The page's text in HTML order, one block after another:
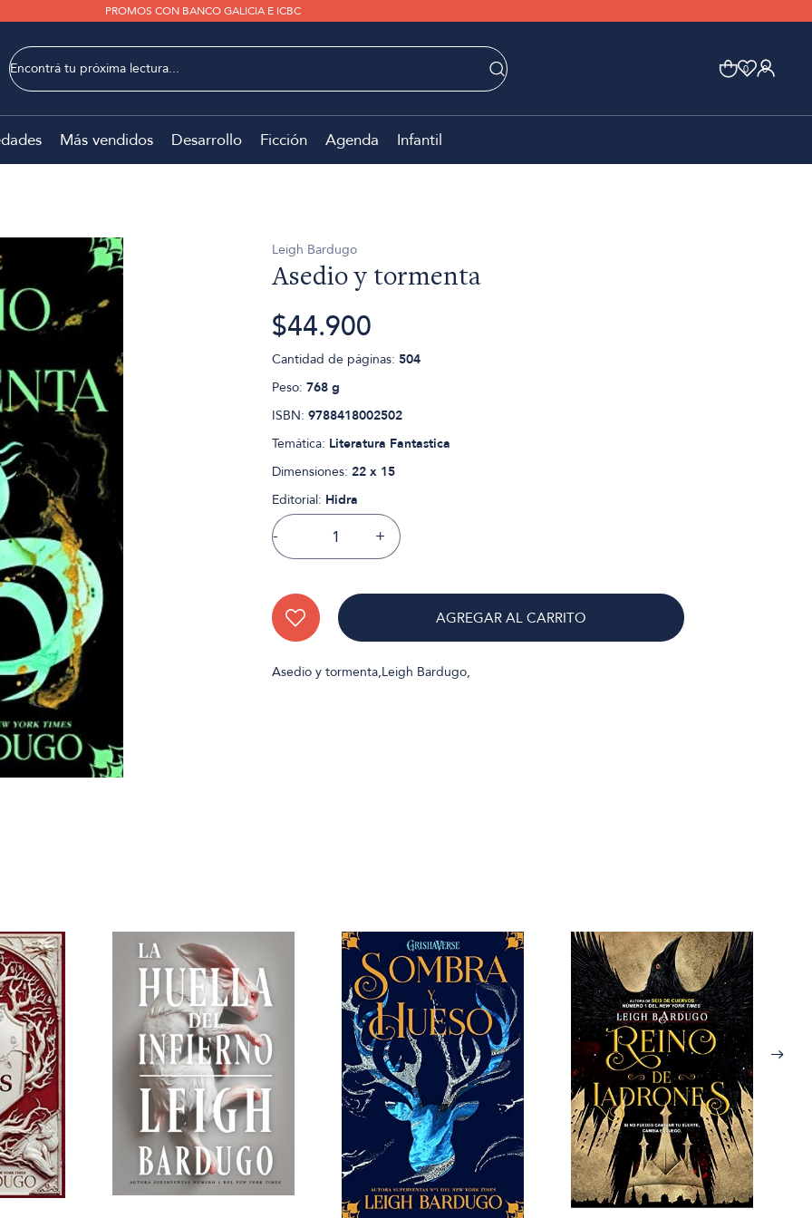
PROMOS CON BANCO GALICIA E ICBC
0 0
Más vendidos Desarrollo Ficción Agenda Infantil
Leigh Bardugo
Asedio y tormenta
$44.900
Cantidad de páginas: 504
Peso: 768 g
ISBN: 9788418002502
Temática: Literatura Fantastica
Dimensiones: 22 x 15
Editorial: Hidra
- +
AGREGAR AL CARRITO
Asedio y tormenta,Leigh Bardugo,